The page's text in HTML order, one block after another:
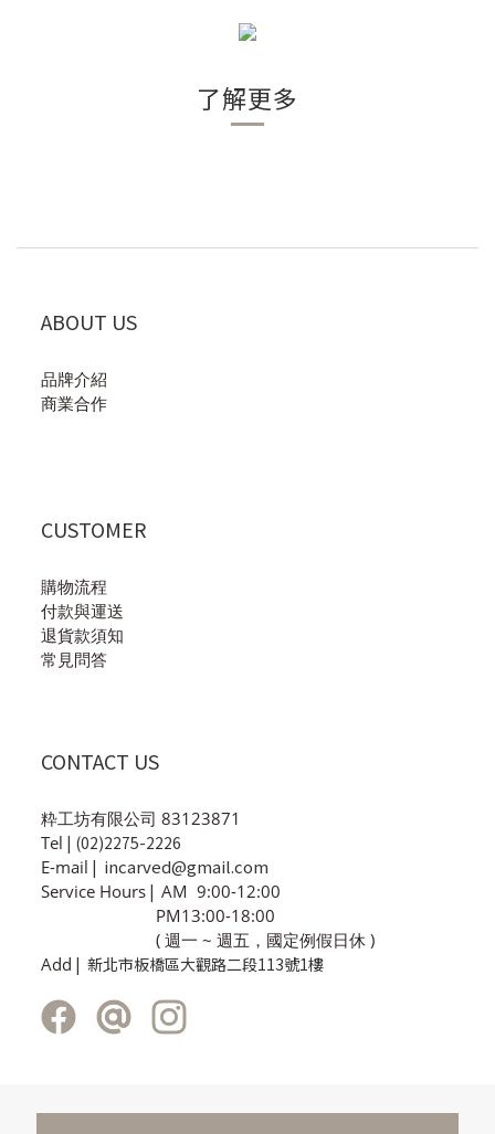
了解更多
ABOUT US
品牌介紹
商業合作
CUSTOMER
購物流程
付款與運送
退貨款須知
常見問答
CONTACT US
粋工坊有限公司 83123871
Tel | (02)2275-2226
E-mail | incarved@gmail.com
Service Hours | AM 9:00-12:00
PM13:00-18:00
( 週一 ~ 週五，國定例假日休 )
Add | 新北市板橋區大觀路二段113號1樓